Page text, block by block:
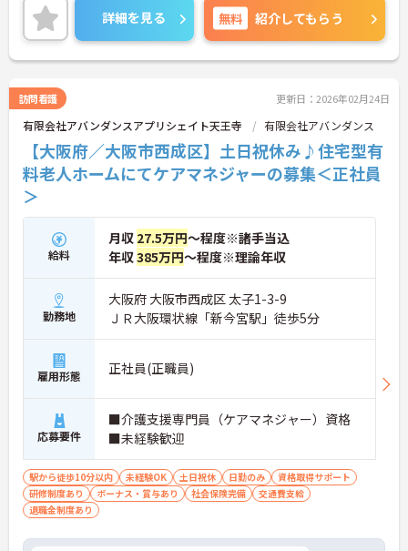
ご興味ある方には、面接対策ポイントなど、詳細を
お話しいたしますのでお気軽にご相談ください。
詳細を見る 無料 紹介してもらう
訪問看護 更新日：2026年02月24日
有限会社アバンダンスアプリシェイト天王寺 有限会社アバンダンス
【大阪府／大阪市西成区】土日祝休み♪住宅型有
料老人ホームにてケアマネジャーの募集＜正社員
＞
給料
月収 27.5万円～程度※諸手当込
年収385万円～程度※理論年収
勤務地
大阪府 大阪市西成区 太子1-3-9
ＪＲ大阪環状線「新今宮駅」徒歩5分
雇用形態 正社員(正職員)
応募要件
■介護支援専門員（ケアマネジャー）資格
■未経験歓迎
駅から徒歩10分以内 未経験OK 土日祝休 日勤のみ
資格取得サポート
研修制度あり
ボーナス・賞与あり 社会保険完備
交通費支給
退職金制度あり